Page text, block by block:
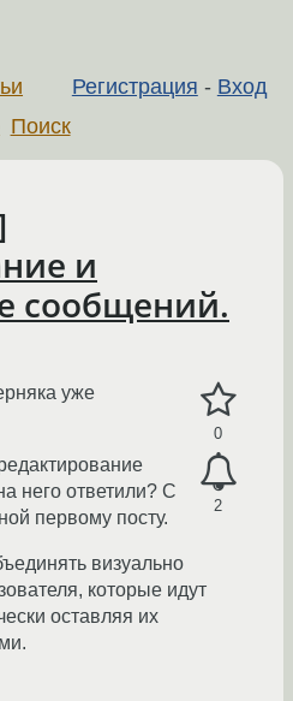
Регистрация - Вход
Поиск
и
сообщений.
0
2
уже
него ответили? С
первому посту.
визуально
которые идут
оставляя их